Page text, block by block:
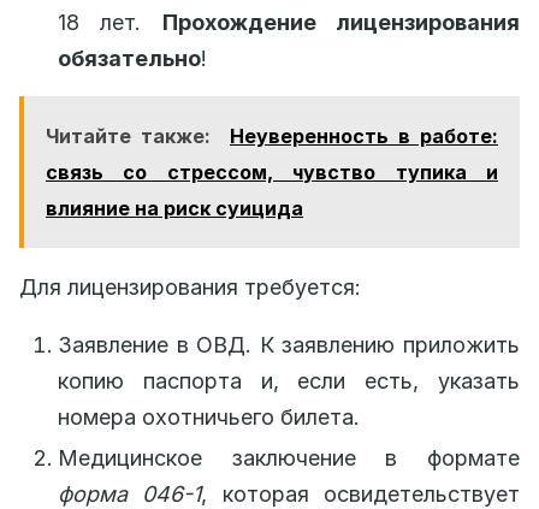
18 лет. Прохождение лицензирования
обязательно!
Читайте также:
Неуверенность в работе:
связь со стрессом, чувство тупика и
влияние на риск суицида
Для лицензирования требуется:
Заявление в ОВД. К заявлению приложить
копию паспорта и, если есть, указать
номера охотничьего билета.
Медицинское заключение в формате
форма 046-1, которая освидетельствует